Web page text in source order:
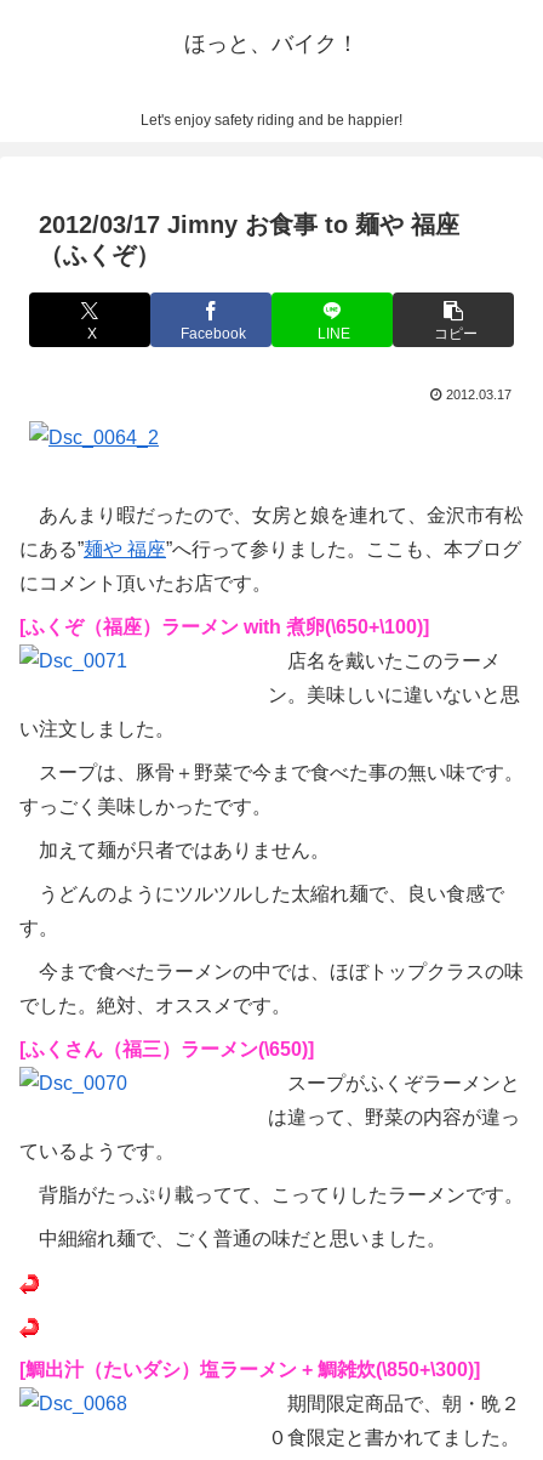
ほっと、バイク！
Let's enjoy safety riding and be happier!
2012/03/17 Jimny お食事 to 麺や 福座
（ふくぞ）
X Facebook LINE コピー
2012.03.17
あんまり暇だったので、女房と娘を連れて、金沢市有松
にある”麺や 福座”へ行って参りました。ここも、本ブログ
にコメント頂いたお店です。
[ふくぞ（福座）ラーメン with 煮卵(\650+\100)]
店名を戴いたこのラーメ
ン。美味しいに違いないと思
い注文しました。
スープは、豚骨＋野菜で今まで食べた事の無い味です。
すっごく美味しかったです。
加えて麺が只者ではありません。
うどんのようにツルツルした太縮れ麺で、良い食感で
す。
今まで食べたラーメンの中では、ほぼトップクラスの味
でした。絶対、オススメです。
[ふくさん（福三）ラーメン(\650)]
スープがふくぞラーメンと
は違って、野菜の内容が違っ
ているようです。
背脂がたっぷり載ってて、こってりしたラーメンです。
中細縮れ麺で、ごく普通の味だと思いました。
[鯛出汁（たいダシ）塩ラーメン + 鯛雑炊(\850+\300)]
期間限定商品で、朝・晩２
０食限定と書かれてました。